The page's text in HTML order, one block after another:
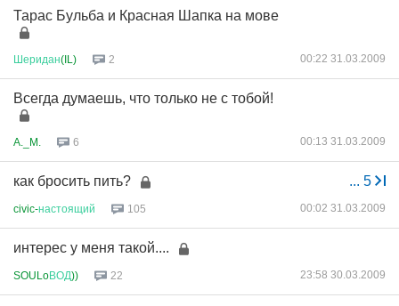
Тарас Бульба и Красная Шапка на мове
Шеридан(IL) 2 00:22 31.03.2009
Всегда думаешь, что только не с тобой!
A._M. 6 00:13 31.03.2009
... 5
как бросить пить?
civic-настоящий 105 00:02 31.03.2009
интерес у меня такой....
SOULoВОД)) 22 23:58 30.03.2009